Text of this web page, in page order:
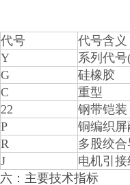
代号
代号含义
Y
系列代
G
硅橡胶
C
重型
22
钢带铠装
P
铜编织屏
R
多股绞合
J
电机引接
六：主要技术指标